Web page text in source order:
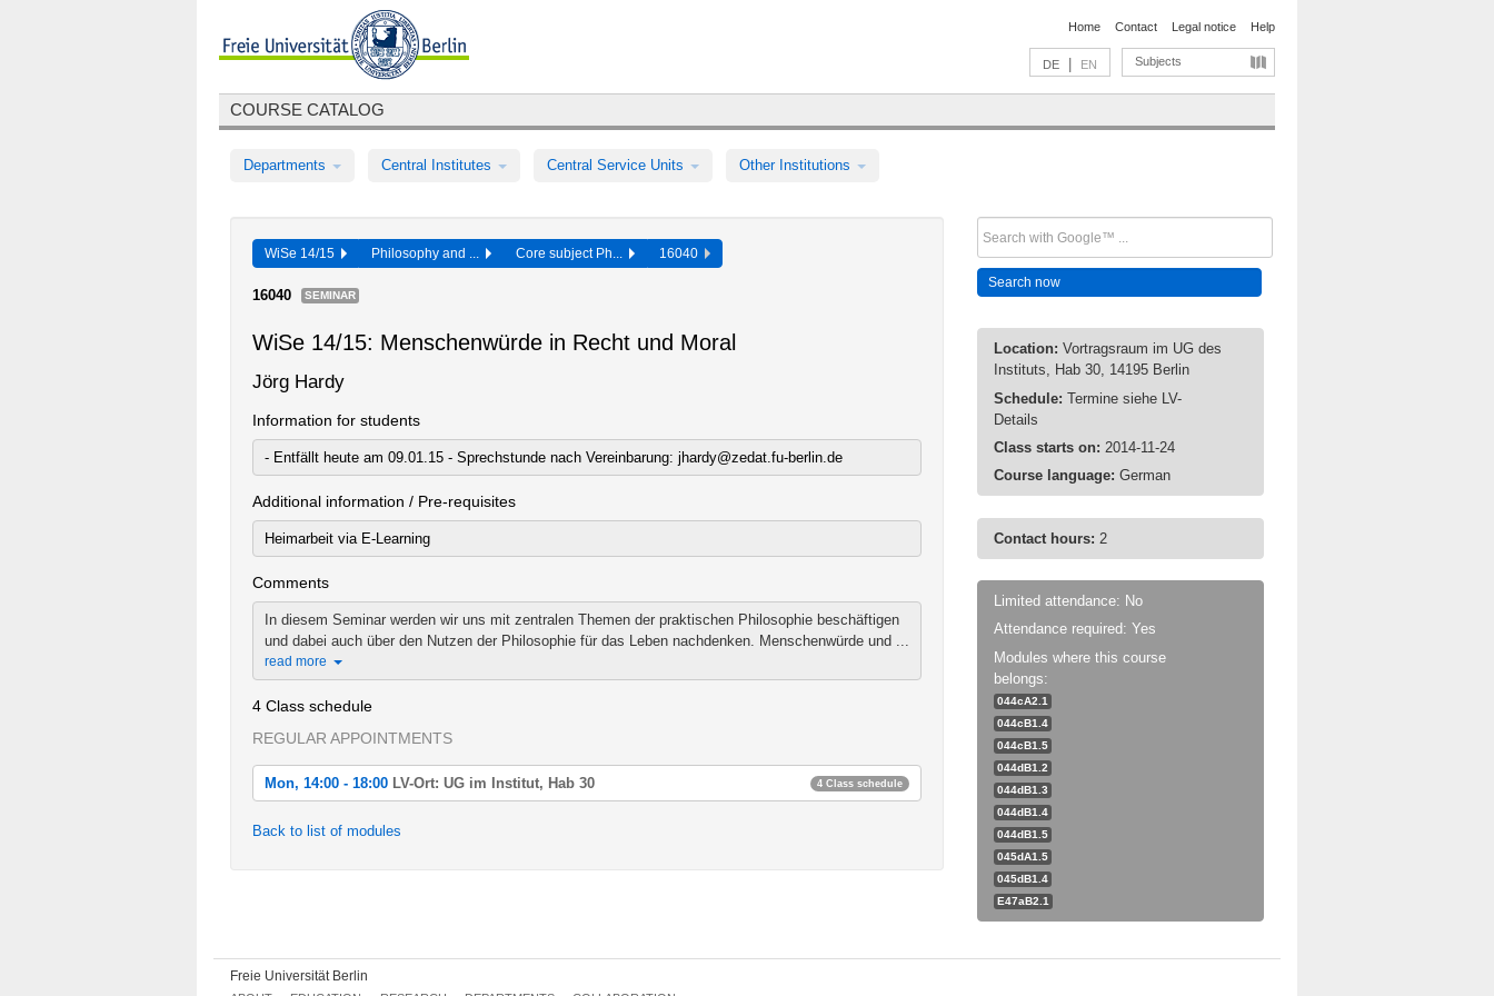
Home Contact Legal notice Help
DE EN Subjects
COURSE CATALOG
Departments Central Institutes Central Service Units Other Institutions
WiSe 14/15 Philosophy and ... Core subject Ph... 16040
16040 SEMINAR
WiSe 14/15: Menschenwürde in Recht und Moral
Jörg Hardy
Information for students
- Entfällt heute am 09.01.15 - Sprechstunde nach Vereinbarung: jhardy@zedat.fu-berlin.de
Additional information / Pre-requisites
Heimarbeit via E-Learning
Comments
In diesem Seminar werden wir uns mit zentralen Themen der praktischen Philosophie beschäftigen
und dabei auch über den Nutzen der Philosophie für das Leben nachdenken. Menschenwürde und ...
read more
4 Class schedule
REGULAR APPOINTMENTS
Mon, 14:00 - 18:00 LV-Ort: UG im Institut, Hab 30 4 Class schedule
LV-Ort: UG im Institut, Hab 30
LV-Ort: UG im Institut, Hab 30
Fri, 2015-01-09 10:00 - 18:00
Back to list of modules
Location: Vortragsraum im UG des
Instituts, Hab 30, 14195 Berlin
Schedule: Termine siehe LV-
Details
Class starts on: 2014-11-24
Course language: German
Contact hours: 2
Limited attendance: No
Attendance required: Yes
Modules where this course
belongs:
044cA2.1
044cB1.4
044cB1.5
044dB1.2
044dB1.3
044dB1.4
044dB1.5
045dA1.5
045dB1.4
E47aB2.1
Freie Universität Berlin